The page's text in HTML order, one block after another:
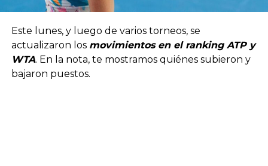
Este lunes, y luego de varios torneos, se
actualizaron los movimientos en el ranking ATP y
WTA. En la nota, te mostramos quiénes subieron y
bajaron puestos.